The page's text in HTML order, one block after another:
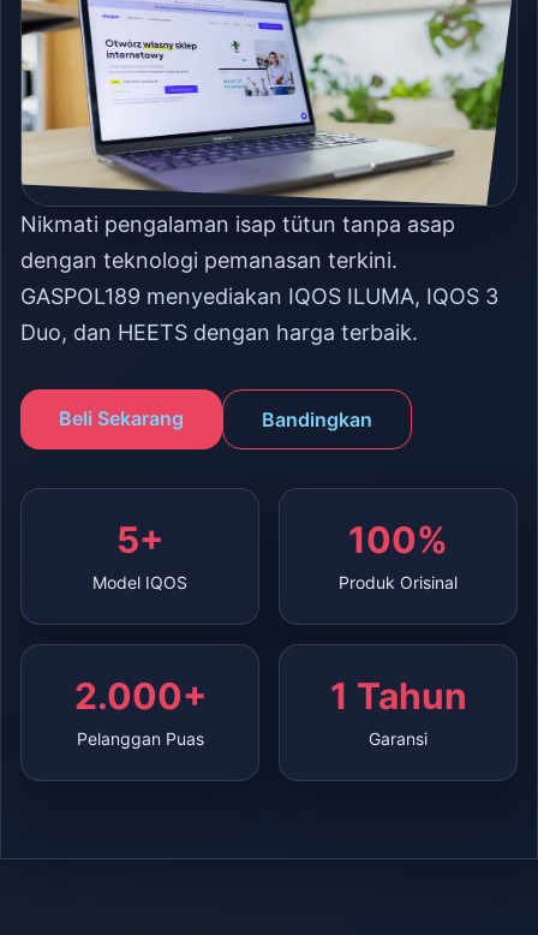
Nikmati pengalaman isap tütun tanpa asap
dengan teknologi pemanasan terkini.
GASPOL189 menyediakan IQOS ILUMA, IQOS 3
Duo, dan HEETS dengan harga terbaik.
Beli Sekarang Bandingkan
5+
Model IQOS
100%
Produk Orisinal
2.000+
Pelanggan Puas
1 Tahun
Garansi